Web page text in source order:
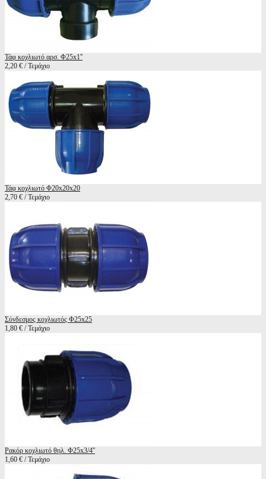
Τάφ κοχλιωτό αρσ. Φ25x1''
2,20 € / Τεμάχιο
Τάφ κοχλιωτό Φ20x20x20
2,70 € / Τεμάχιο
Σύνδεσμος κοχλιωτός Φ25x25
1,80 € / Τεμάχιο
Ρακόρ κοχλιωτό θηλ. Φ25x3/4''
1,60 € / Τεμάχιο